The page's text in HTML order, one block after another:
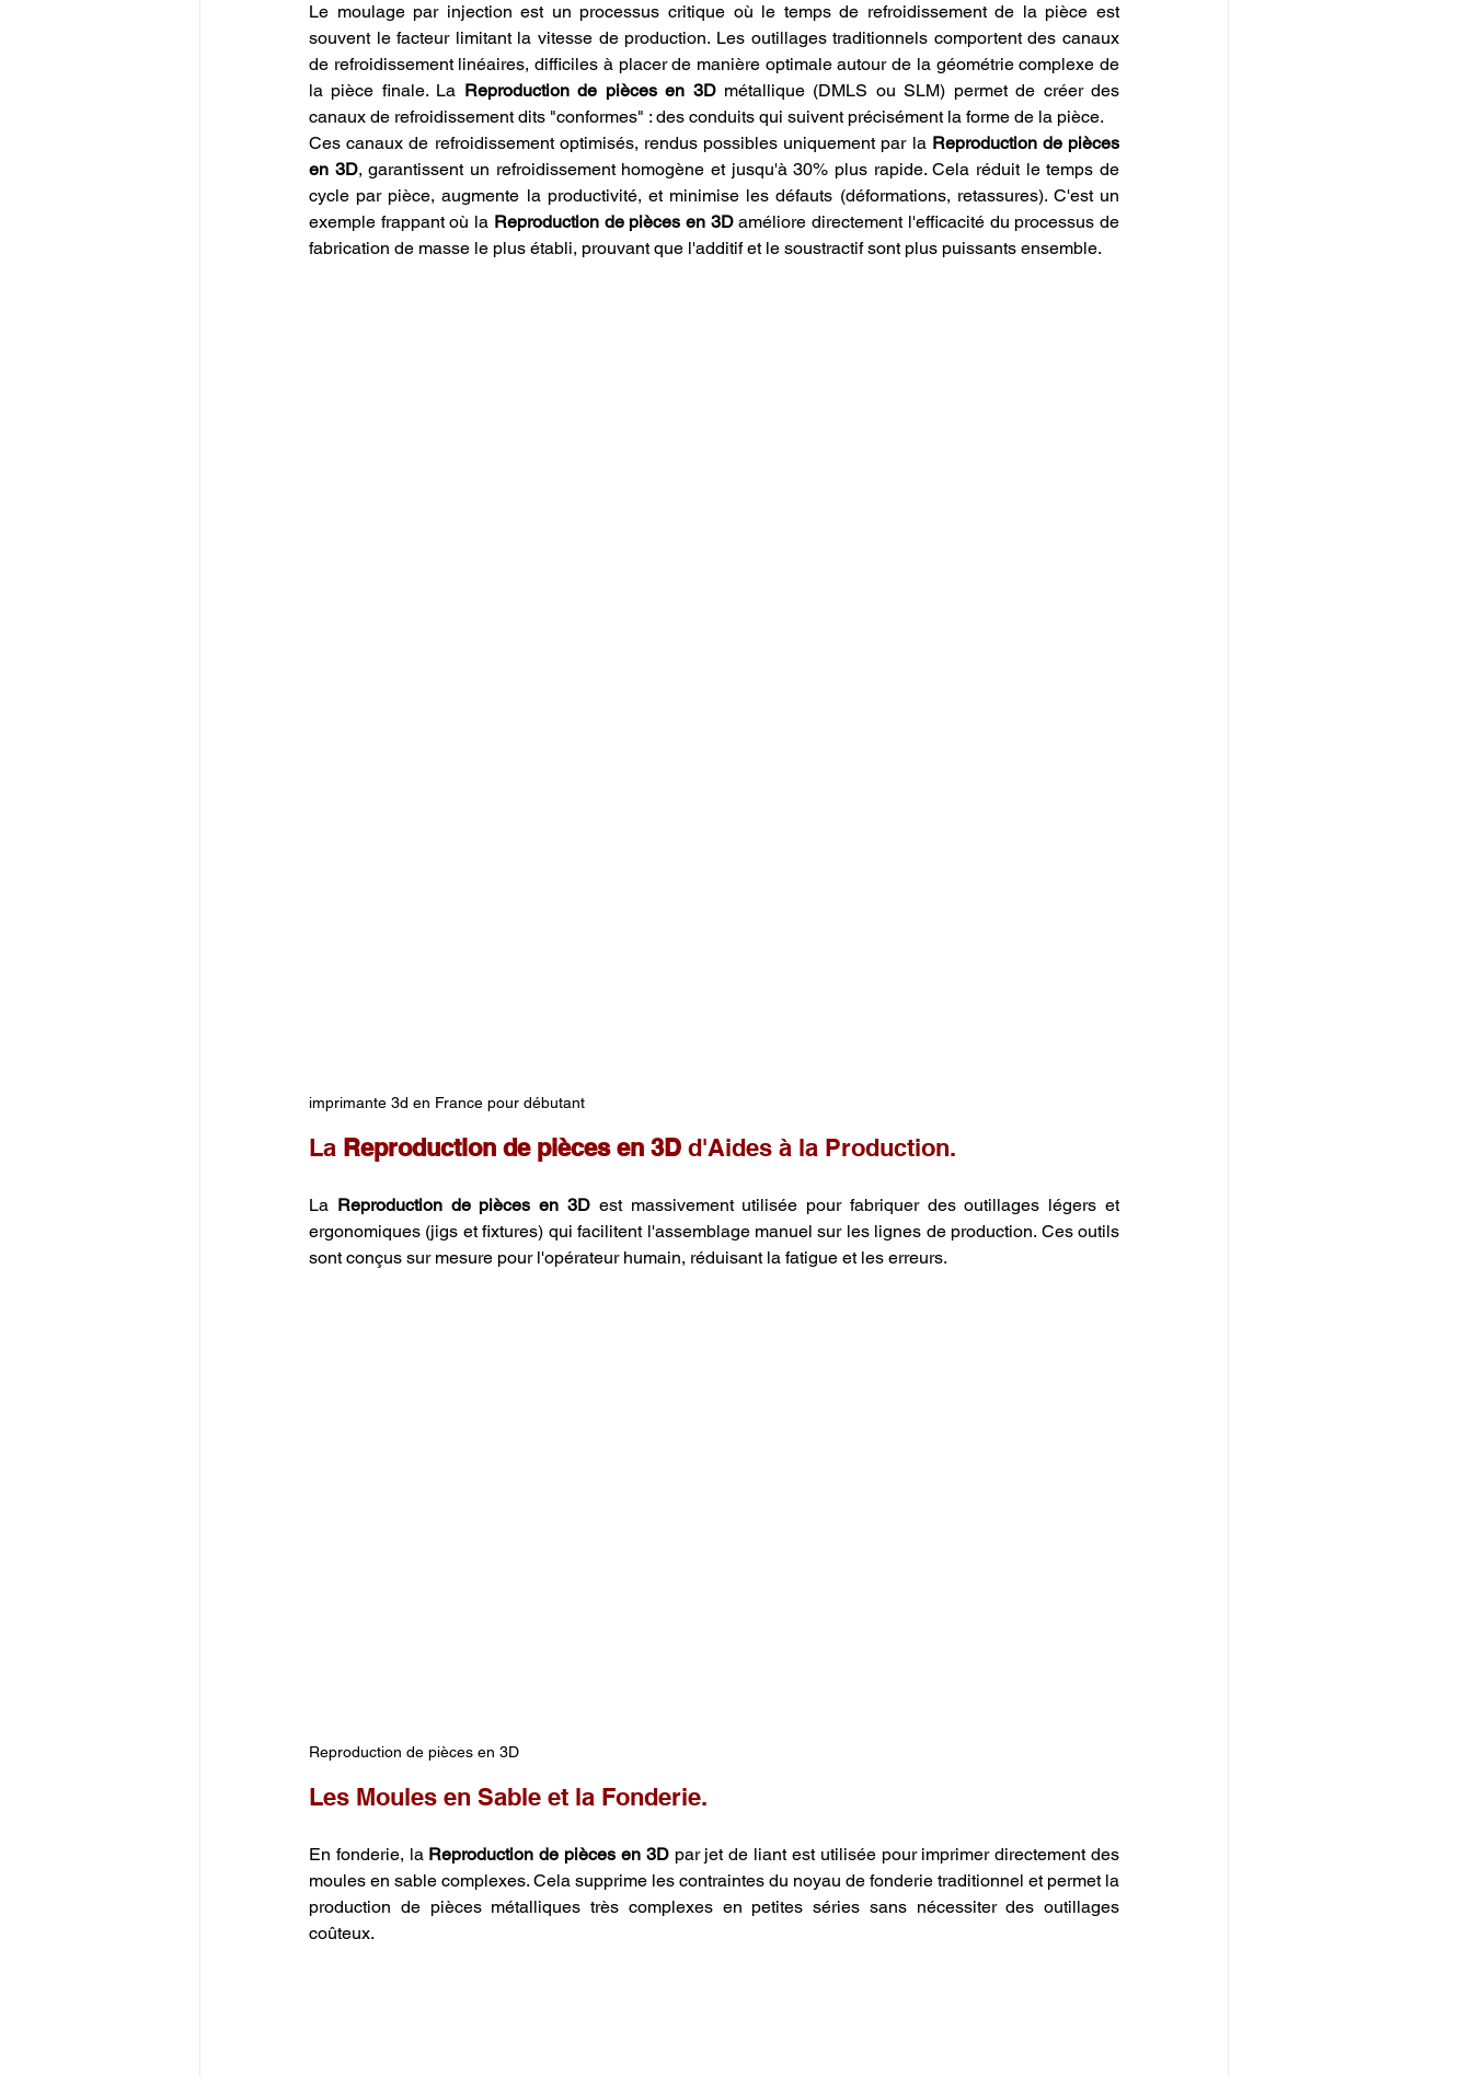
Le moulage par injection est un processus critique où le temps de refroidissement de la pièce est
souvent le facteur limitant la vitesse de production. Les outillages traditionnels comportent des canaux
de refroidissement linéaires, difficiles à placer de manière optimale autour de la géométrie complexe de
la pièce finale. La Reproduction de pièces en 3D métallique (DMLS ou SLM) permet de créer des
canaux de refroidissement dits "conformes" : des conduits qui suivent précisément la forme de la pièce.
Ces canaux de refroidissement optimisés, rendus possibles uniquement par la Reproduction de pièces
en 3D, garantissent un refroidissement homogène et jusqu'à 30% plus rapide. Cela réduit le temps de
cycle par pièce, augmente la productivité, et minimise les défauts (déformations, retassures). C'est un
exemple frappant où la Reproduction de pièces en 3D améliore directement l'efficacité du processus de
fabrication de masse le plus établi, prouvant que l'additif et le soustractif sont plus puissants ensemble.
imprimante 3d en France pour débutant
La Reproduction de pièces en 3D d'Aides à la Production.
La Reproduction de pièces en 3D est massivement utilisée pour fabriquer des outillages légers et
ergonomiques (jigs et fixtures) qui facilitent l'assemblage manuel sur les lignes de production. Ces outils
sont conçus sur mesure pour l'opérateur humain, réduisant la fatigue et les erreurs.
Reproduction de pièces en 3D
Les Moules en Sable et la Fonderie.
En fonderie, la Reproduction de pièces en 3D par jet de liant est utilisée pour imprimer directement des
moules en sable complexes. Cela supprime les contraintes du noyau de fonderie traditionnel et permet la
production de pièces métalliques très complexes en petites séries sans nécessiter des outillages
coûteux.